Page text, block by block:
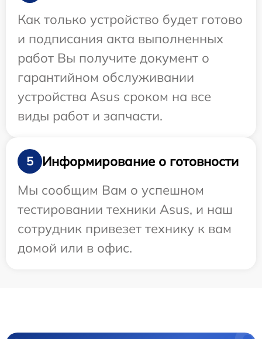
Как только устройство будет готово
и подписания акта выполненных
работ Вы получите документ о
гарантийном обслуживании
устройства Asus сроком на все
виды работ и запчасти.
5
Информирование о готовности
Мы сообщим Вам о успешном
тестировании техники Asus, и наш
сотрудник привезет технику к вам
домой или в офис.